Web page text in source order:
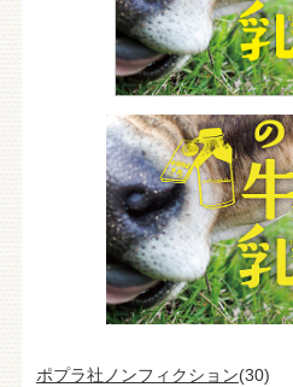
ポプラ社ノンフィクション(30)